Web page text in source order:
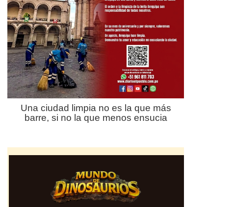
Una ciudad limpia no es la que más
barre, si no la que menos ensucia